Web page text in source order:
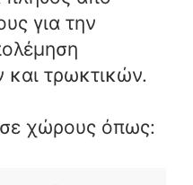
για την
τρωκτικών.
σε χώρους όπως: